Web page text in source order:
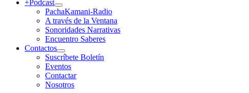
+Podcast
PachaKamani-Radio
A través de la Ventana
Sonoridades Narrativas
Encuentro Saberes
Contactos
Suscríbete Boletín
Eventos
Contactar
Nosotros